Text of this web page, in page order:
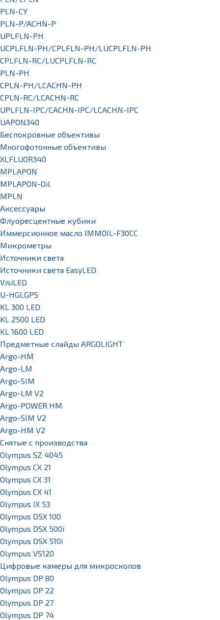
PLN-CY
PLN-P/ACHN-P
UPLFLN-PH
UCPLFLN-PH/CPLFLN-PH/LUCPLFLN-PH
CPLFLN-RC/LUCPLFLN-RC
PLN-PH
CPLN-PH/LCACHN-PH
CPLN-RC/LCACHN-RC
UPLFLN-IPC/CACHN-IPC/LCACHN-IPC
UAPON340
Беспокровные объективы
Многофотонные объективы
XLFLUOR340
MPLAPON
MPLAPON-Oil
MPLN
Аксессуары
Флуоресцентные кубики
Иммерсионное масло IMMOIL-F30CC
Микрометры
Источники света
Источники света EasyLED
VisiLED
U-HGLGPS
KL 300 LED
KL 2500 LED
KL 1600 LED
Предметные слайды ARGOLIGHT
Argo-HM
Argo-LM
Argo-SIM
Argo-LM V2
Argo-POWER HM
Argo-SIM V2
Argo-HM V2
Снятые с производства
Olympus SZ 4045
Olympus CX 21
Olympus CX 31
Olympus CX 41
Olympus IX 53
Olympus DSX 100
Olympus DSX 500i
Olympus DSX 510i
Olympus VS120
Цифровые камеры для микроскопов
Olympus DP 80
Olympus DP 22
Olympus DP 27
Olympus DP 74